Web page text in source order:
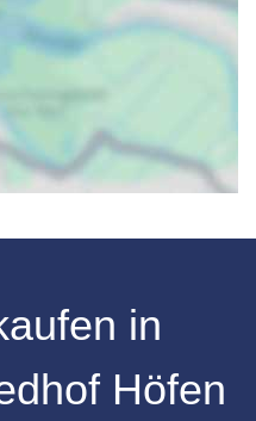
in
Höfen